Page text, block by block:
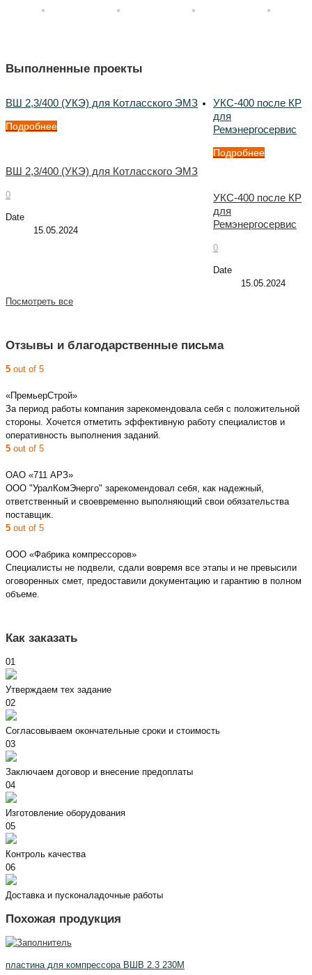
Выполненные проекты
ВШ 2,3/400 (УКЭ) для Котласского ЭМЗ
Подробнее
ВШ 2,3/400 (УКЭ) для Котласского ЭМЗ
0
Date
15.05.2024
УКС-400 после КР
для
Ремэнергосервис
Подробнее
УКС-400 после КР
для
Ремэнергосервис
0
Date
15.05.2024
Посмотреть все
Отзывы и благодарственные письма
5 out of 5
«ПремьерСтрой»
За период работы компания зарекомендовала себя с положительной
стороны. Хочется отметить эффективную работу специалистов и
оперативность выполнения заданий.
5 out of 5
ОАО «711 АРЗ»
ООО "УралКомЭнерго" зарекомендовал себя, как надежный,
ответственный и своевременно выполняющий свои обязательства
поставщик.
5 out of 5
ООО «Фабрика компрессоров»
Специалисты не подвели, сдали вовремя все этапы и не превысили
оговоренных смет, предоставили документацию и гарантию в полном
объеме.
Как заказать
01
Утверждаем тех задание
02
Согласовываем окончательные сроки и стоимость
03
Заключаем договор и внесение предоплаты
04
Изготовление оборудования
05
Контроль качества
06
Доставка и пусконаладочные работы
Похожая продукция
пластина для компрессора ВШВ 2.3 230М